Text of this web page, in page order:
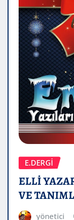
E.DERGİ
ELLİ
VE
yönetici